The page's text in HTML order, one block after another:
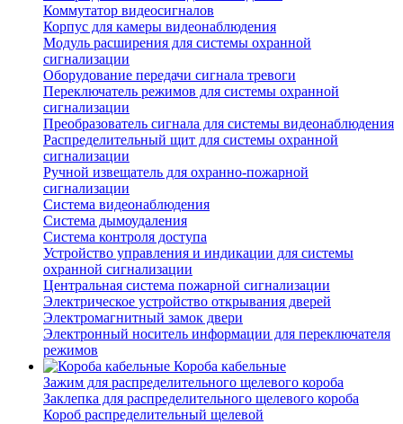
Коммутатор видеосигналов
Корпус для камеры видеонаблюдения
Модуль расширения для системы охранной
сигнализации
Оборудование передачи сигнала тревоги
Переключатель режимов для системы охранной
сигнализации
Преобразователь сигнала для системы видеонаблюдения
Распределительный щит для системы охранной
сигнализации
Ручной извещатель для охранно-пожарной
сигнализации
Система видеонаблюдения
Система дымоудаления
Система контроля доступа
Устройство управления и индикации для системы
охранной сигнализации
Центральная система пожарной сигнализации
Электрическое устройство открывания дверей
Электромагнитный замок двери
Электронный носитель информации для переключателя
режимов
Короба кабельные
Зажим для распределительного щелевого короба
Заклепка для распределительного щелевого короба
Короб распределительный щелевой